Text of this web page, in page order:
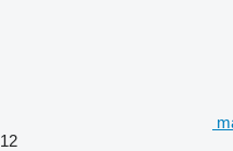
12